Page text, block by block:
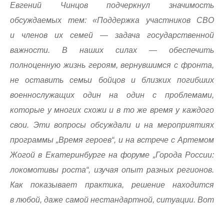
Евгений Чинцов подчеркнул значимость
обсуждаемых тем: «Поддержка участников СВО
и членов их семей — задача государственной
важности. В наших силах — обеспечить
полноценную жизнь героям, вернувшимся с фронта,
не оставить семьи бойцов и близких погибших
военнослужащих один на один с проблемами,
которые у многих схожи и в то же время у каждого
свои. Эти вопросы обсуждали и на мероприятиях
программы „Время героев“, и на встрече с Артемом
Жогой в Екатеринбурге на форуме „Города России:
локомотивы роста“, изучая опыт разных регионов.
Как показывает практика, решение находится
в любой, даже самой нестандартной, ситуации. Вот